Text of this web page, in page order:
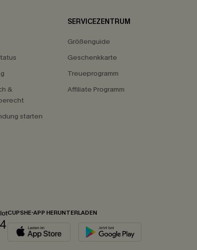
&
starten
SERVICEZENTRUM
Größenguide
Geschenkkarte
Treueprogramm
Affiliate Programm
CUPSHE-APP HERUNTERLADEN